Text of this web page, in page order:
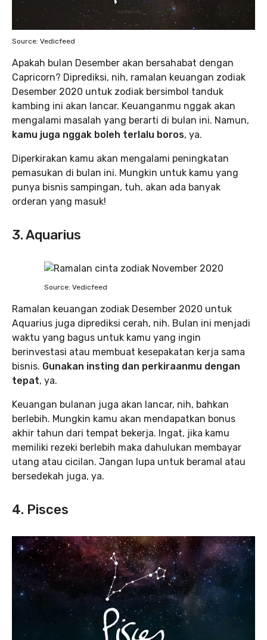
Source: Vedicfeed
Apakah bulan Desember akan bersahabat dengan
Capricorn? Diprediksi, nih, ramalan keuangan zodiak
Desember 2020 untuk zodiak bersimbol tanduk
kambing ini akan lancar. Keuanganmu nggak akan
mengalami masalah yang berarti di bulan ini. Namun,
kamu juga nggak boleh terlalu boros, ya.
Diperkirakan kamu akan mengalami peningkatan
pemasukan di bulan ini. Mungkin untuk kamu yang
punya bisnis sampingan, tuh, akan ada banyak
orderan yang masuk!
3. Aquarius
Source: Vedicfeed
Ramalan keuangan zodiak Desember 2020 untuk
Aquarius juga diprediksi cerah, nih. Bulan ini menjadi
waktu yang bagus untuk kamu yang ingin
berinvestasi atau membuat kesepakatan kerja sama
bisnis. Gunakan insting dan perkiraanmu dengan
tepat, ya.
Keuangan bulanan juga akan lancar, nih, bahkan
berlebih. Mungkin kamu akan mendapatkan bonus
akhir tahun dari tempat bekerja. Ingat, jika kamu
memiliki rezeki berlebih maka dahulukan membayar
utang atau cicilan. Jangan lupa untuk beramal atau
bersedekah juga, ya.
4. Pisces